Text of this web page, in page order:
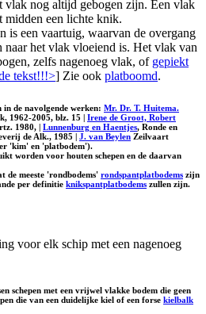
vlak nog altijd gebogen zijn. Een vlak
midden een lichte knik.
is een vaartuig, waarvan de overgang
naar het vlak vloeiend is. Het vlak van
zelfs nagenoeg vlak, of gepiekt
tekst!!!>] Zie ook platboomd.
in de navolgende werken: Mr. Dr. T. Huitema.
1962-2005, blz. 15 | Irene de Groot, Robert
1980, | Lunnenburg en Haentjes, Ronde en
de Alk., 1985 | J. van Beylen Zeilvaart
'kim' en 'platbodem').
worden voor houten schepen en de daarvan
de meeste 'rondbodems' rondspantplatbodems zijn
per definitie knikspantplatbodems zullen zijn.
voor elk schip met een nagenoeg
schepen met een vrijwel vlakke bodem die geen
die van een duidelijke kiel of een forse kielbalk